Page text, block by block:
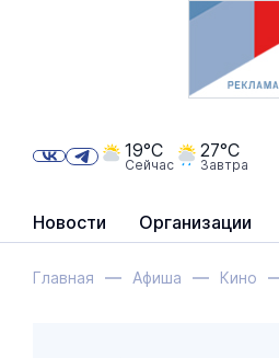
Новости Организации
19°C
Сейчас
27°C
Завтра
Главная Афиша Кино